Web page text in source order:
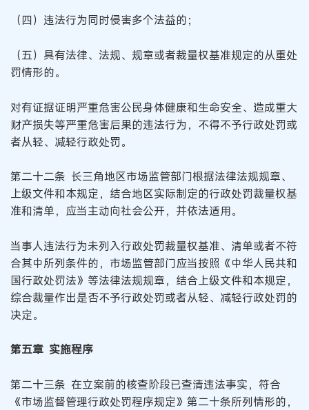
（四）违法行为同时侵害多个法益的；
（五）具有法律、法规、规章或者裁量权基准规定的从重处
罚情形的。
对有证据证明严重危害公民身体健康和生命安全、造成重大
财产损失等严重危害后果的违法行为，不得不予行政处罚或
者从轻、减轻行政处罚。
第二十二条 长三角地区市场监管部门根据法律法规规章、
上级文件和本规定，结合地区实际制定的行政处罚裁量权基
准和清单，应当主动向社会公开，并依法适用。
当事人违法行为未列入行政处罚裁量权基准、清单或者不符
合其中所列条件的，市场监管部门应当按照《中华人民共和
国行政处罚法》等法律法规规章，结合上级文件和本规定，
综合裁量作出是否不予行政处罚或者从轻、减轻行政处罚的
决定。
第五章 实施程序
第二十三条 在立案前的核查阶段已查清违法事实，符合
《市场监督管理行政处罚程序规定》第二十条所列情形的，